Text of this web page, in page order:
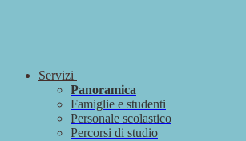
Servizi
Panoramica
Famiglie e studenti
Personale scolastico
Percorsi di studio